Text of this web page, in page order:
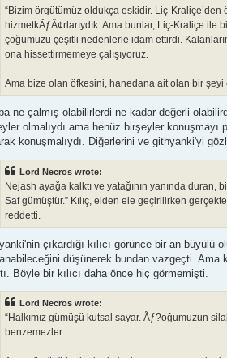
“Bizim örgütümüz oldukça eskidir. Liç-Kraliçe’den
hizmetkÃƒÂ¢rlarıydık. Ama bunlar, Liç-Kraliçe ile
çoğumuzu çeşitli nedenlerle idam ettirdi.
ona hissettirmemeye çalışıyoruz.
Ama bize olan öfkesini, hanedana ait olan bir şeyi
ne çalmış olabilirlerdi ne kadar değerli
olmalıydı ama henüz birşeyler
konuşmalıydı. Diğerlerini ve githyanki'yi
Lord Necros wrote:
Nejash ayağa kalktı ve yatağının yanında duran,
Saf gümüştür.” Kılıç, elden ele geçirilirken
reddetti.
çıkardığı kılıcı görünce bir an büyülü
düşünerek bundan vazgeçti.
Böyle bir kılıcı daha önce hiç görmemişti.
Lord Necros wrote:
“Halkımız gümüşü kutsal sayar. Ãƒ?oğumuzun
benzemezler.